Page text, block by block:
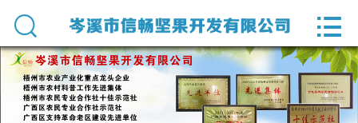
网站首页
关于信畅
营销中心
 